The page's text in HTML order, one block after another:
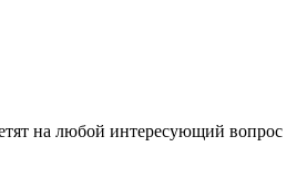
на любой интересующий вопрос